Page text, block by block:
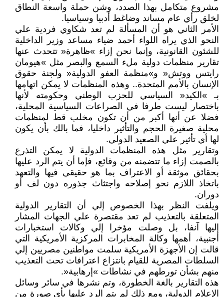
مشروع متكامل بهذا الصدد، وشن حملة واسعة النطاق
لخلق رأي عام مساند وضاغط أدبيا وسياسيا.
الأمر الثاني هو أن المسألة لم تعد شكاوي فردية علي
النحو الذي يراه اللواء أحمد ضياء مساعد وزير الداخلية
للشئون القانونية، وإنما نحن إزاء »ظاهرة« تتحدث عنها
تقارير منظمات دولية ملء السمع والبصر مثل »هيومان
رايتس ووتش« و»منظمة العفو الدولية« ولجنة حقوق
الإنسان بالأمم المتحدة.. وهذه المنظمات لا يمكن اتهامها
بـ »الكيد« السياسي للحزب الوطني وحكومته لأنها
باختصار ليست طرفا في الصراعات السياسية المحلية،
فضلا عن أنها أكبر من أن تكون مخلب قط لمنظمات
محلية صغيرة الحجم والتأثير داخليا، فما بالك بأن يكون
لها أي تأثير علي الصعيد الدولي.
وتقارير مثل هذه المنظمات الدولية لا يمكن التذرع
بالصمت إزاء ما تتضمنه من وقائع، فإما أن يتم الرد عليها
بحقائق موثقة أو الاعتراف بما هو حقيقي فيها والتعهد
باتخاذ اللازم نحو إصلاحه واجتثاث جذوره دون لف أو
دوران.
ويلفت النظر بهذا الخصوص إلي أن التقارير الدولية
المتعلقة بالتعذيب لم تعد مقتصرة علي الجهات المشار
إليها آنفا، بل وصلت مؤخرا إلي وكالات استخبارات
أجنبية، أهمها وكالة المخابرات المركزية الأمريكية التي
قالت إن الأجهزة الأمريكية سلمت مواطنين مصريين إلي
السلطات المصرية للقيام بانتزاع اعترافات تحت التعذيب
منهم بشأن تورطهم في نشاطات »إرهابية«.
هذه التقارير بالغة الخطورة، وتم نشرها في سائر وسائل
الإعلام الدولية، ومع ذلك لم يتم الرد عليها بأي صورة من